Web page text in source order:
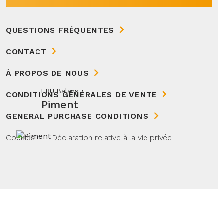
ERU Balans
Piment
QUESTIONS FRÉQUENTES
CONTACT
À PROPOS DE NOUS
CONDITIONS GÉNÉRALES DE VENTE
GENERAL PURCHASE CONDITIONS
Cookies Déclaration relative à la vie privée